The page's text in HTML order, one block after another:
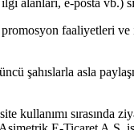
faaliyetleri
şahıslarla asla
sırasında